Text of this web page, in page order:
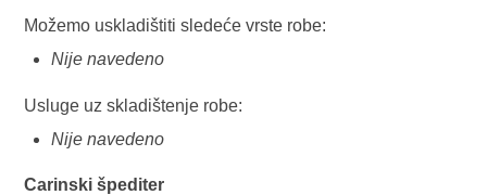
Možemo uskladištiti sledeće vrste robe:
Nije navedeno
Usluge uz skladištenje robe:
Nije navedeno
Carinski špediter